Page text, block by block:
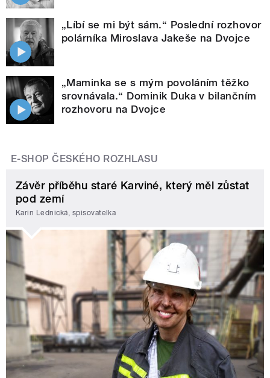
„Líbí se mi být sám.“ Poslední rozhovor
polárníka Miroslava Jakeše na Dvojce
„Maminka se s mým povoláním těžko
srovnávala.“ Dominik Duka v bilančním
rozhovoru na Dvojce
E-SHOP ČESKÉHO ROZHLASU
Závěr příběhu staré Karviné, který měl zůstat
pod zemí
Karin Lednická, spisovatelka